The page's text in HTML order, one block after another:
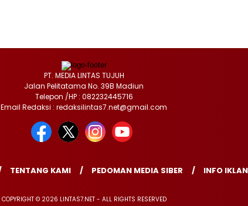
PT. MEDIA LINTAS TUJUH
Jalan Pelitatama No. 39B Madiun
Telepon /HP : 082232445716
Email Redaksi : redaksilintas7.net@gmail.com
TENTANG KAMI PEDOMAN MEDIA SIBER INFO IKLAN
COPYRIGHT © 2026 LINTAS7.NET - ALL RIGHTS RESERVED